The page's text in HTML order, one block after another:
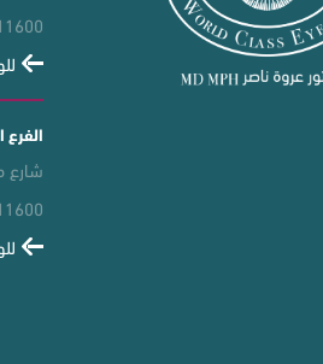
الفرع
شارع